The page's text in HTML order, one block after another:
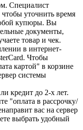
Специалист
чтобы уточнить время
купюры. Вы
документы,
товар и чек.
в интернет-
Чтобы
картой" в корзине
системы
кредит до 2-х лет.
"оплата в рассрочку/
вас на сервер
выбрать удобный